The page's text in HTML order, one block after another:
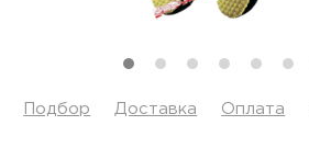
Подбор Доставка Оплата